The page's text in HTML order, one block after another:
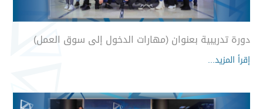
دورة تدريبية بعنوان (مهارات الدخول إلى سوق العمل)
إقرأ المزيد...